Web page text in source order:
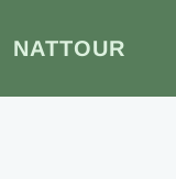
NATTOUR